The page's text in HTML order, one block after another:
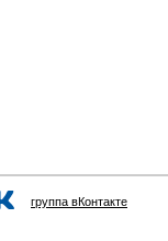
группа вКонтакте